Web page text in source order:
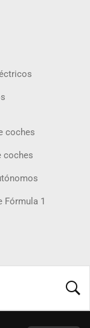
coches
coches
Fórmula 1